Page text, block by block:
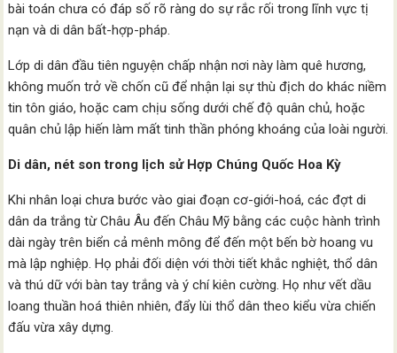
bài toán chưa có đáp số rõ ràng do sự rắc rối trong lĩnh vực tị
nạn và di dân bất-hợp-pháp.
Lớp di dân đầu tiên nguyện chấp nhận nơi này làm quê hương,
không muốn trở về chốn cũ để nhận lại sự thù địch do khác niềm
tin tôn giáo, hoặc cam chịu sống dưới chế độ quân chủ, hoặc
quân chủ lập hiến làm mất tinh thần phóng khoáng của loài người.
Di dân, nét son trong lịch sử Hợp Chúng Quốc Hoa Kỳ
Khi nhân loại chưa bước vào giai đoạn cơ-giới-hoá, các đợt di
dân da trắng từ Châu Âu đến Châu Mỹ bằng các cuộc hành trình
dài ngày trên biển cả mênh mông để đến một bến bờ hoang vu
mà lập nghiệp. Họ phải đối diện với thời tiết khắc nghiệt, thổ dân
và thú dữ với bàn tay trắng và ý chí kiên cường. Họ như vết dầu
loang thuần hoá thiên nhiên, đẩy lùi thổ dân theo kiểu vừa chiến
đấu vừa xây dựng.